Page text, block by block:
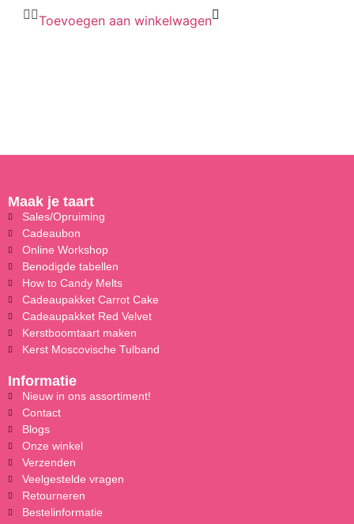
Toevoegen aan winkelwagen
Maak je taart
Sales/Opruiming
Cadeaubon
Online Workshop
Benodigde tabellen
How to Candy Melts
Cadeaupakket Carrot Cake
Cadeaupakket Red Velvet
Kerstboomtaart maken
Kerst Moscovische Tulband
Informatie
Nieuw in ons assortiment!
Contact
Blogs
Onze winkel
Verzenden
Veelgestelde vragen
Retourneren
Bestelinformatie